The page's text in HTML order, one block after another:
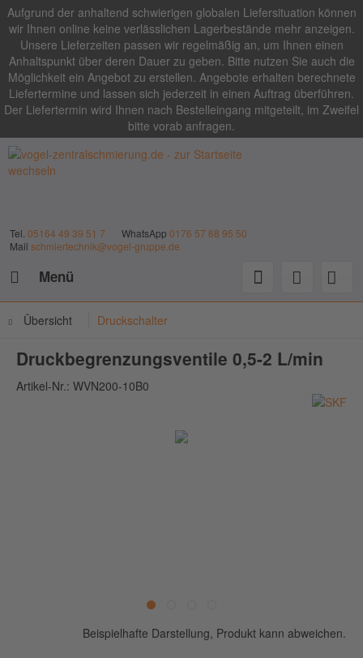
Aufgrund der anhaltend schwierigen globalen Liefersituation können
wir Ihnen online keine verlässlichen Lagerbestände mehr anzeigen.
Unsere Lieferzeiten passen wir regelmäßig an, um Ihnen einen
Anhaltspunkt über deren Dauer zu geben. Bitte nutzen Sie auch die
Möglichkeit ein Angebot zu erstellen. Angebote erhalten berechnete
Liefertermine und lassen sich jederzeit in einen Auftrag überführen.
Der Liefertermin wird Ihnen nach Bestelleingang mitgeteilt, im Zweifel
bitte vorab anfragen.
Tel. 05164 49 39 51 7 WhatsApp 0176 57 68 95 50
Mail schmiertechnik@vogel-gruppe.de
Menü
Übersicht Druckschalter
Druckbegrenzungsventile 0,5-2 L/min
Artikel-Nr.: WVN200-10B0
Beispielhafte Darstellung, Produkt kann abweichen.